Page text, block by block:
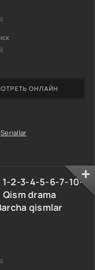
Seriallar
ОНЛАЙН
1-2-3-4-5-6-7-10-
drama
qismlar